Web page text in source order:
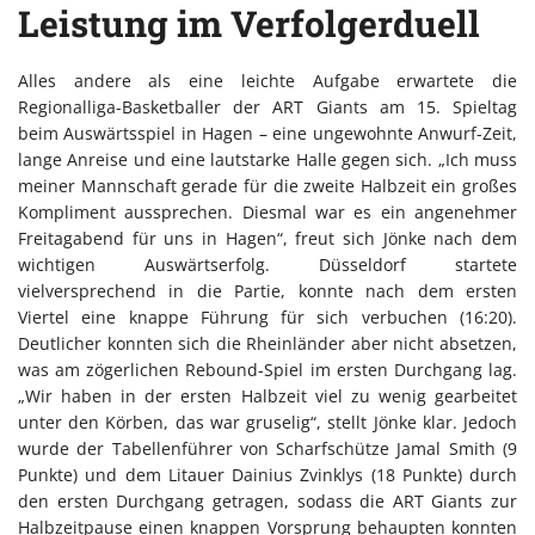
Leistung im Verfolgerduell
Alles andere als eine leichte Aufgabe erwartete die
Regionalliga-Basketballer der ART Giants am 15. Spieltag
beim Auswärtsspiel in Hagen – eine ungewohnte Anwurf-Zeit,
lange Anreise und eine lautstarke Halle gegen sich. „Ich muss
meiner Mannschaft gerade für die zweite Halbzeit ein großes
Kompliment aussprechen. Diesmal war es ein angenehmer
Freitagabend für uns in Hagen“, freut sich Jönke nach dem
wichtigen Auswärtserfolg. Düsseldorf startete
vielversprechend in die Partie, konnte nach dem ersten
Viertel eine knappe Führung für sich verbuchen (16:20).
Deutlicher konnten sich die Rheinländer aber nicht absetzen,
was am zögerlichen Rebound-Spiel im ersten Durchgang lag.
„Wir haben in der ersten Halbzeit viel zu wenig gearbeitet
unter den Körben, das war gruselig“, stellt Jönke klar. Jedoch
wurde der Tabellenführer von Scharfschütze Jamal Smith (9
Punkte) und dem Litauer Dainius Zvinklys (18 Punkte) durch
den ersten Durchgang getragen, sodass die ART Giants zur
Halbzeitpause einen knappen Vorsprung behaupten konnten